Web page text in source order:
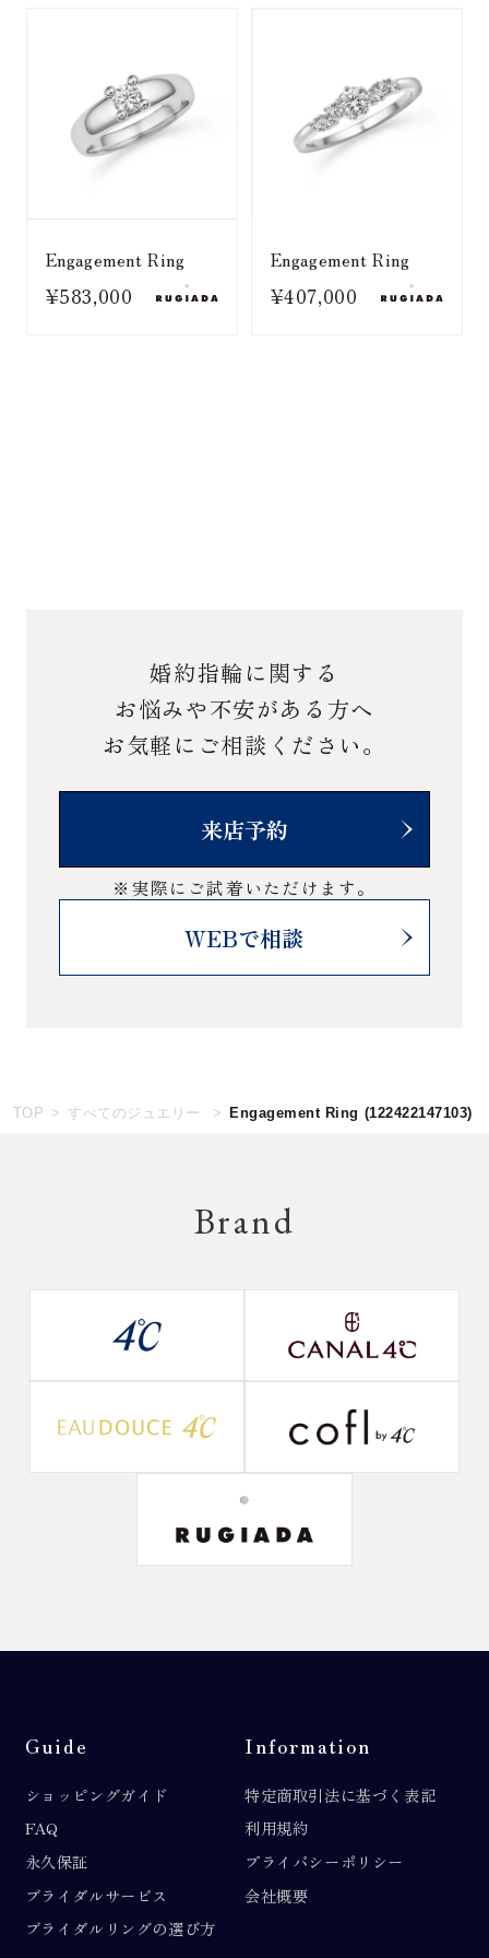
Engagement Ring
¥583,000
Engagement Ring
¥407,000
婚約指輪に関する
お悩みや不安がある方へ
お気軽にご相談ください。
来店予約
※実際にご試着いただけます。
WEBで相談
TOP すべてのジュエリー Engagement Ring (122422147103)
Brand
Guide
ショッピングガイド
FAQ
永久保証
ブライダルサービス
ブライダルリングの選び方
Information
特定商取引法に基づく表記
利用規約
プライバシーポリシー
会社概要